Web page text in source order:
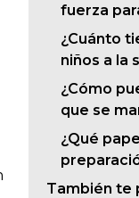
fuerza
¿Cuánto
niños a la
¿Cómo
que se
¿Qué
También te